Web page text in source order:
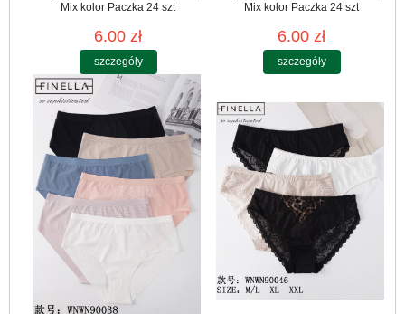
Mix kolor Paczka 24 szt
6.00 zł
szczegóły
Mix kolor Paczka 24 szt
6.00 zł
szczegóły